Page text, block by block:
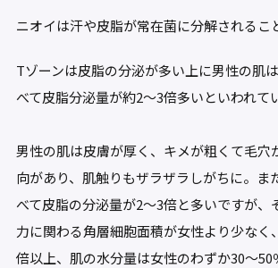
ニオイは汗や皮脂が常在菌に分解されるこ
Tゾーンは皮脂の分泌が多い上に男性の肌
べて皮脂分泌量が約2～3倍多いといわれて
男性の肌は皮膚が厚く、キメが粗くて毛穴
向があり、肌触りもザラザラしがちに。ま
べて皮脂の分泌量が2～3倍と多いですが、
力に関わる角層細胞面積が女性より少なく
倍以上、肌の水分量は女性のわずか30～50